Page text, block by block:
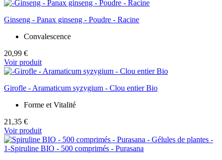
Ginseng - Panax ginseng - Poudre - Racine
Convalescence
20,99 €
Voir produit
Girofle - Aramaticum syzygium - Clou entier Bio
Forme et Vitalité
21,35 €
Voir produit